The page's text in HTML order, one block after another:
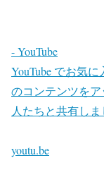
- YouTube
YouTube でお気
のコンテンツを
人たちと共有しま
youtu.be